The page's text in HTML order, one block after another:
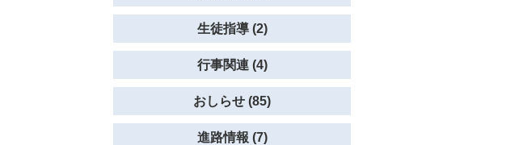
生徒指導 (2)
行事関連 (4)
おしらせ (85)
進路情報 (7)